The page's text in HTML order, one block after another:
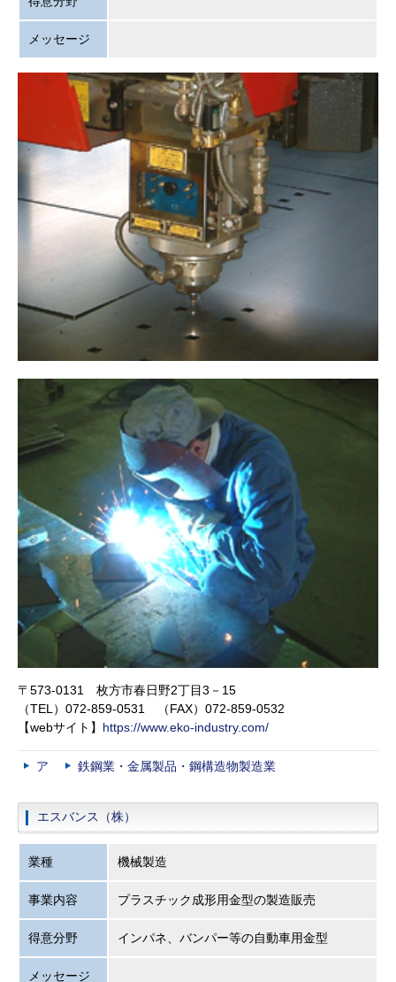
メッセージ
〒573-0131 枚方市春日野2丁目3－15
（TEL）072-859-0531 （FAX）072-859-0532
【webサイト】 https://www.eko-industry.com/
ア 鉄鋼業・金属製品・鋼構造物製造業
エスバンス（株）
業種 機械製造
事業内容 プラスチック成形用金型の製造販売
得意分野 インパネ、バンパー等の自動車用金型
メッセージ